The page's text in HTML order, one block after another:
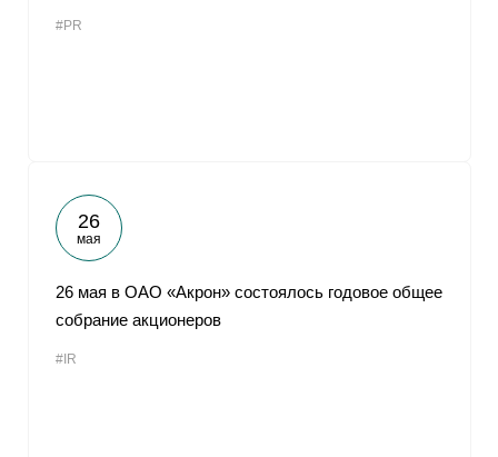
#PR
26
мая
26 мая в ОАО «Акрон» состоялось годовое общее
собрание акционеров
#IR